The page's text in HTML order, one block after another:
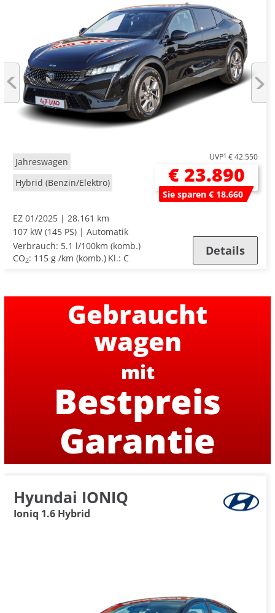
Jahreswagen
Hybrid (Benzin/Elektro)
UVP1 € 42.550
€ 23.890
Sie sparen € 18.660
EZ 01/2025
28.161 km
107 kW (145 PS)
Automatik
Verbrauch: 5.1 l/100km (komb.)
CO2: 115 g /km (komb.) Kl.: C
Details
Gebraucht
wagen
mit
Bestpreis
Garantie
Hyundai IONIQ
Ioniq 1.6 Hybrid